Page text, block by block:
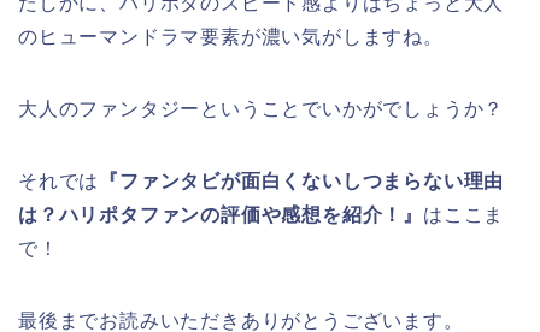
のヒューマンドラマ要素が濃い気がしますね。
大人のファンタジーということでいかがでしょうか？
それでは
『ファンタビが面白くないしつまらない理由
は？ハリポタファンの評価や感想を紹介！』 はここま
で！
最後までお読みいただきありがとうございます。